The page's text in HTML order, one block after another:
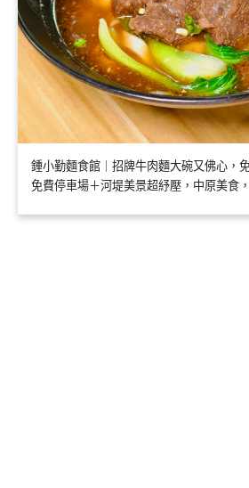
鍾小勤麵食館｜招牌牛肉麵大碗又佛心，
免費停車場＋河堤美景超紓壓，中原美食